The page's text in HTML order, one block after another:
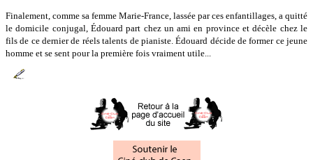
Finalement, comme sa femme Marie-France, lassée par ces enfantillages, a quitté
le domicile conjugal, Édouard part chez un ami en province et décèle chez le
fils de ce dernier de réels talents de pianiste. Édouard décide de former ce jeune
homme et se sent pour la première fois vraiment utile...